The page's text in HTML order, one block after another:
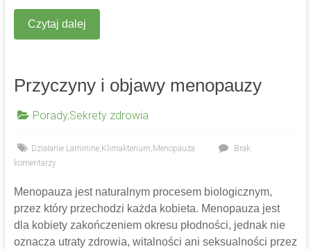
Czytaj dalej
Przyczyny i objawy menopauzy
Porady,Sekrety zdrowia
Działanie Laminine, Klimakterium, Menopauza
Brak
komentarzy
Menopauza jest naturalnym procesem biologicznym,
przez który przechodzi każda kobieta. Menopauza jest
dla kobiety zakończeniem okresu płodności, jednak nie
oznacza utraty zdrowia, witalności ani seksualności przez